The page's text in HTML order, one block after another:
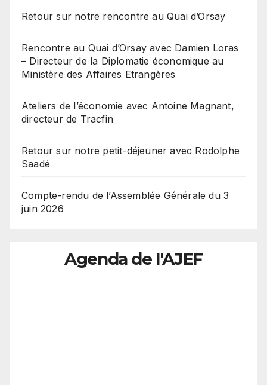
Retour sur notre rencontre au Quai d’Orsay
Rencontre au Quai d’Orsay avec Damien Loras
– Directeur de la Diplomatie économique au
Ministère des Affaires Etrangères
Ateliers de l’économie avec Antoine Magnant,
directeur de Tracfin
Retour sur notre petit-déjeuner avec Rodolphe
Saadé
Compte-rendu de l’Assemblée Générale du 3
juin 2026
Agenda de l'AJEF